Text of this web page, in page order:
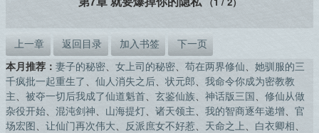
上一章 返回目录 加入书签
下一页
本月推荐： 妻子的秘密 女上司的秘密 苟在两界修仙
她驯服的三
千疯批一起重生了
仙人消失之后 状元郎
我命令你成为密教教
主
被夺一切后我成了仙道魁首 玄鉴仙族 神话版三国
修仙从做
杂役开始
混沌剑神 山海提灯 诸天领主 我的智商逐年递增
官
场宏图
让仙门再次伟大 反派庶女不好惹 天命之上 白衣卿相